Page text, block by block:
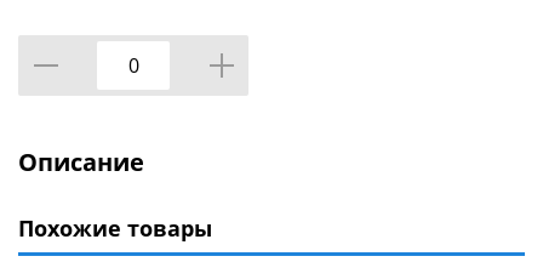
Описание
Похожие товары